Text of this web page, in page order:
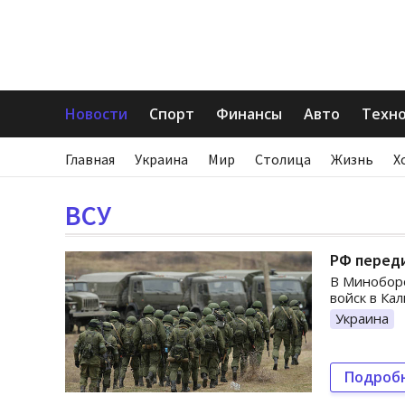
Новости Спорт Финансы Авто
Главная Украина Мир Столица Жизнь
ВСУ
РФ
В
войск в
Украина